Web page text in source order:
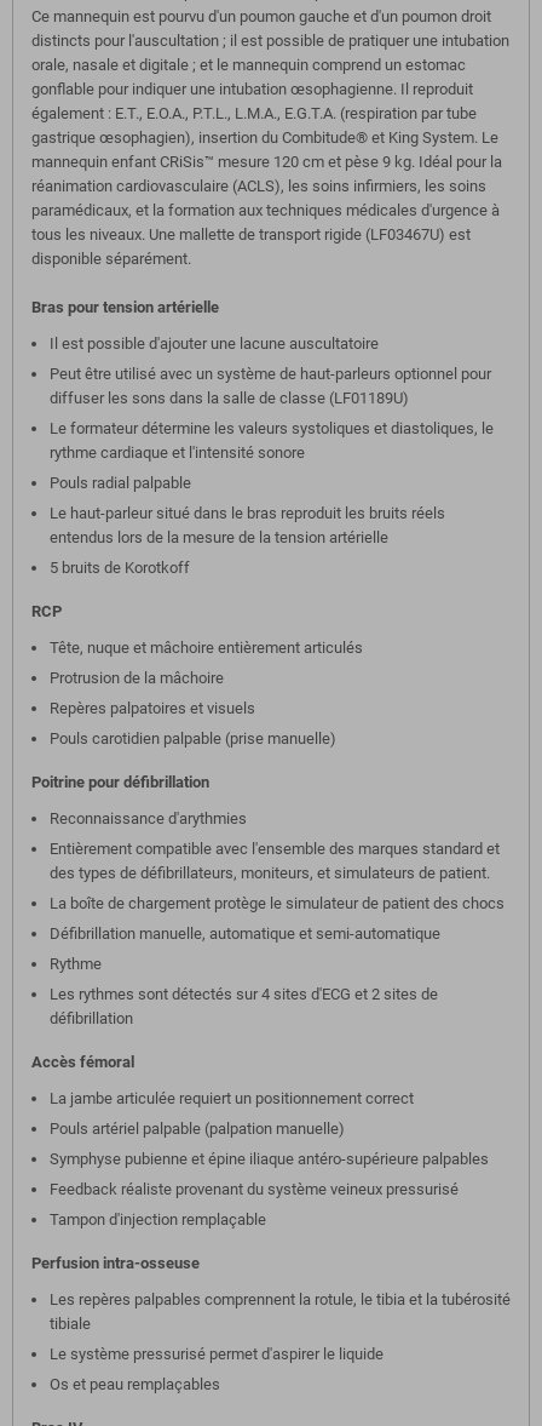
Ce mannequin est pourvu d'un poumon gauche et d'un poumon droit
distincts pour l'auscultation ; il est possible de pratiquer une intubation
orale, nasale et digitale ; et le mannequin comprend un estomac
gonflable pour indiquer une intubation œsophagienne. Il reproduit
également : E.T., E.O.A., P.T.L., L.M.A., E.G.T.A. (respiration par tube
gastrique œsophagien), insertion du Combitude® et King System. Le
mannequin enfant CRiSis™ mesure 120 cm et pèse 9 kg. Idéal pour la
réanimation cardiovasculaire (ACLS), les soins infirmiers, les soins
paramédicaux, et la formation aux techniques médicales d'urgence à
tous les niveaux. Une mallette de transport rigide (LF03467U) est
disponible séparément.
Bras pour tension artérielle
Il est possible d'ajouter une lacune auscultatoire
Peut être utilisé avec un système de haut-parleurs optionnel pour
diffuser les sons dans la salle de classe (LF01189U)
Le formateur détermine les valeurs systoliques et diastoliques, le
rythme cardiaque et l'intensité sonore
Pouls radial palpable
Le haut-parleur situé dans le bras reproduit les bruits réels
entendus lors de la mesure de la tension artérielle
5 bruits de Korotkoff
RCP
Tête, nuque et mâchoire entièrement articulés
Protrusion de la mâchoire
Repères palpatoires et visuels
Pouls carotidien palpable (prise manuelle)
Poitrine pour défibrillation
Reconnaissance d'arythmies
Entièrement compatible avec l'ensemble des marques standard et
des types de défibrillateurs, moniteurs, et simulateurs de patient.
La boîte de chargement protège le simulateur de patient des chocs
Défibrillation manuelle, automatique et semi-automatique
Rythme
Les rythmes sont détectés sur 4 sites d'ECG et 2 sites de
défibrillation
Accès fémoral
La jambe articulée requiert un positionnement correct
Pouls artériel palpable (palpation manuelle)
Symphyse pubienne et épine iliaque antéro-supérieure palpables
Feedback réaliste provenant du système veineux pressurisé
Tampon d'injection remplaçable
Perfusion intra-osseuse
Les repères palpables comprennent la rotule, le tibia et la tubérosité
tibiale
Le système pressurisé permet d'aspirer le liquide
Os et peau remplaçables